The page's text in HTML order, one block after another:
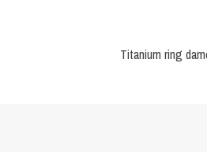
Titanium ring